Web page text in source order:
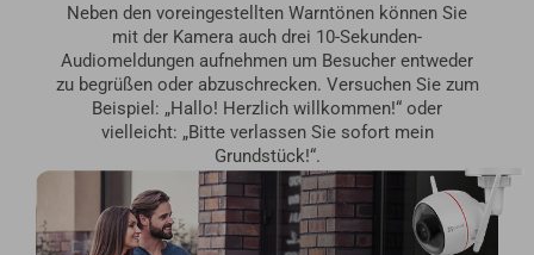
Neben den voreingestellten Warntönen können Sie
mit der Kamera auch drei 10-Sekunden-
Audiomeldungen aufnehmen um Besucher entweder
zu begrüßen oder abzuschrecken. Versuchen Sie zum
Beispiel: „Hallo! Herzlich willkommen!“ oder
vielleicht: „Bitte verlassen Sie sofort mein
Grundstück!“.